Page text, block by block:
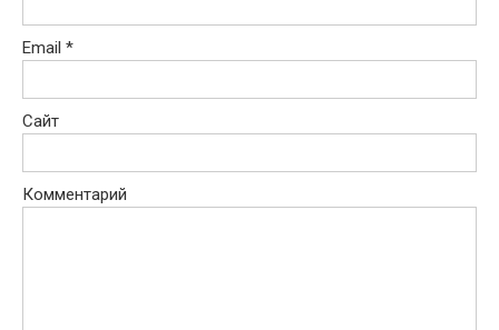
Email *
Сайт
Комментарий